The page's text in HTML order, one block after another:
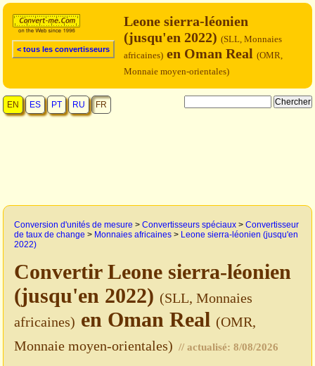
< tous les convertisseurs
Leone sierra-léonien
(jusqu'en 2022) (SLL, Monnaies
africaines) en Oman Real (OMR,
Monnaie moyen-orientales)
EN ES PT RU FR
Conversion d'unités de mesure > Convertisseurs spéciaux > Convertisseur
de taux de change > Monnaies africaines > Leone sierra-léonien (jusqu'en
2022)
Convertir Leone sierra-léonien
(jusqu'en 2022) (SLL, Monnaies
africaines) en Oman Real (OMR,
Monnaie moyen-orientales) // actualisé: 8/08/2026